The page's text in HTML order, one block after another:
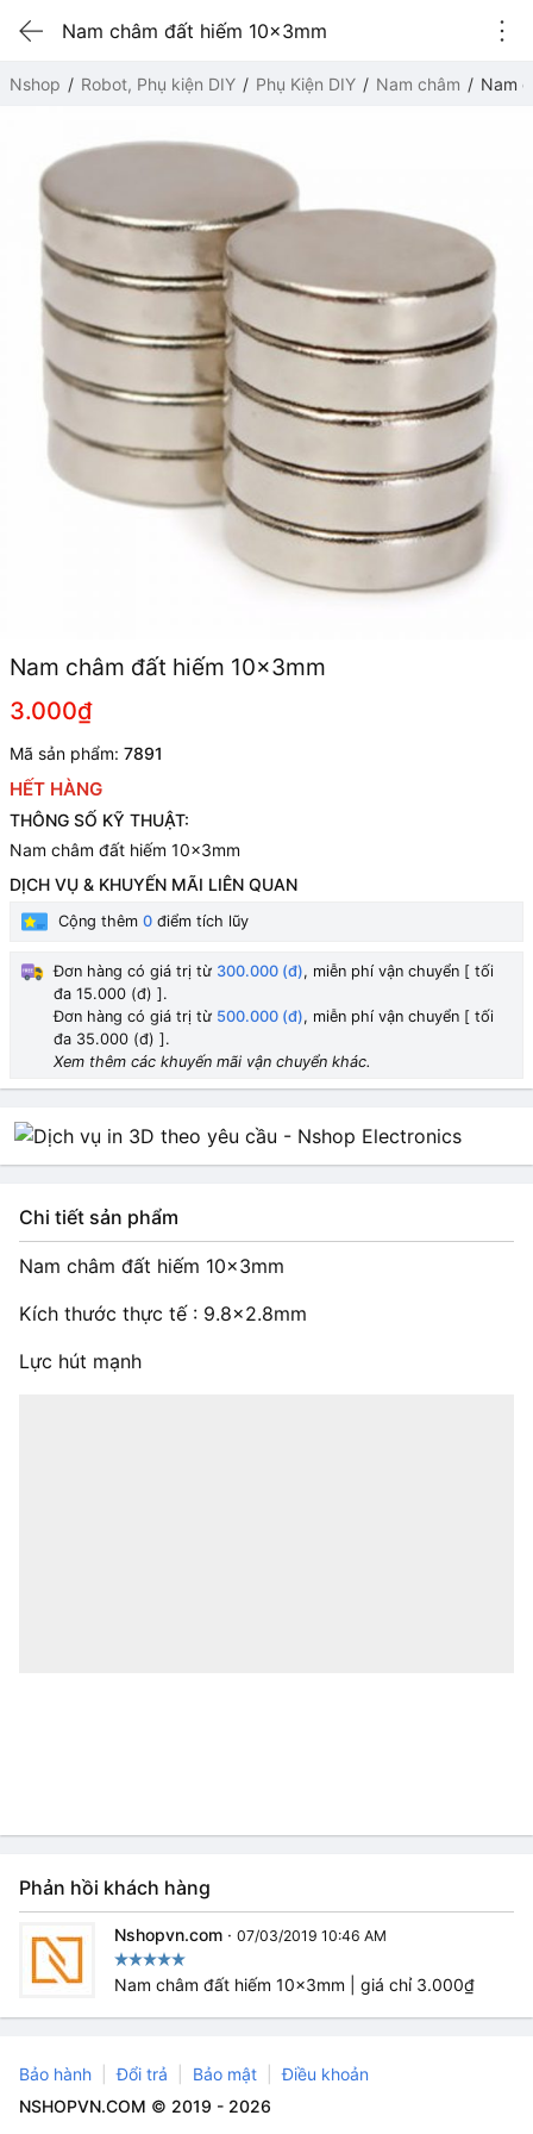
Nam châm đất hiếm 10x3mm
Nshop Robot, Phụ kiện DIY Phụ Kiện DIY Nam châm Nam
Nam châm đất hiếm 10x3mm
3.000₫
Mã sản phẩm: 7891
HẾT HÀNG
THÔNG SỐ KỸ THUẬT:
Nam châm đất hiếm 10x3mm
DỊCH VỤ & KHUYẾN MÃI LIÊN QUAN
Cộng thêm 0 điểm tích lũy
Đơn hàng có giá trị từ 300.000 (đ), miễn phí vận chuyển [ tối
đa 15.000 (đ) ].
Đơn hàng có giá trị từ 500.000 (đ), miễn phí vận chuyển [ tối
đa 35.000 (đ) ].
Xem thêm các khuyến mãi vận chuyển khác.
Chi tiết sản phẩm
Nam châm đất hiếm 10x3mm
Kích thước thực tế : 9.8×2.8mm
Lực hút mạnh
Phản hồi khách hàng
Nshopvn.com · 07/03/2019 10:46 AM
Nam châm đất hiếm 10x3mm | giá chỉ 3.000₫
Bảo hành Đổi trả Bảo mật
Điều khoản
NSHOPVN.COM © 2019 - 2026